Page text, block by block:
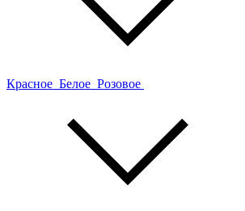
Красное Белое Розовое